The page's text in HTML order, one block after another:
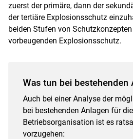
zuerst der primäre, dann der
der tertiäre Explosionsschutz
beiden Stufen von
vorbeugenden Explosionsschutz.
Was tun bei bestehenden
Auch bei einer Analyse der
bei bestehenden Anlagen für
Betriebsorganisation ist es
vorzugehen: